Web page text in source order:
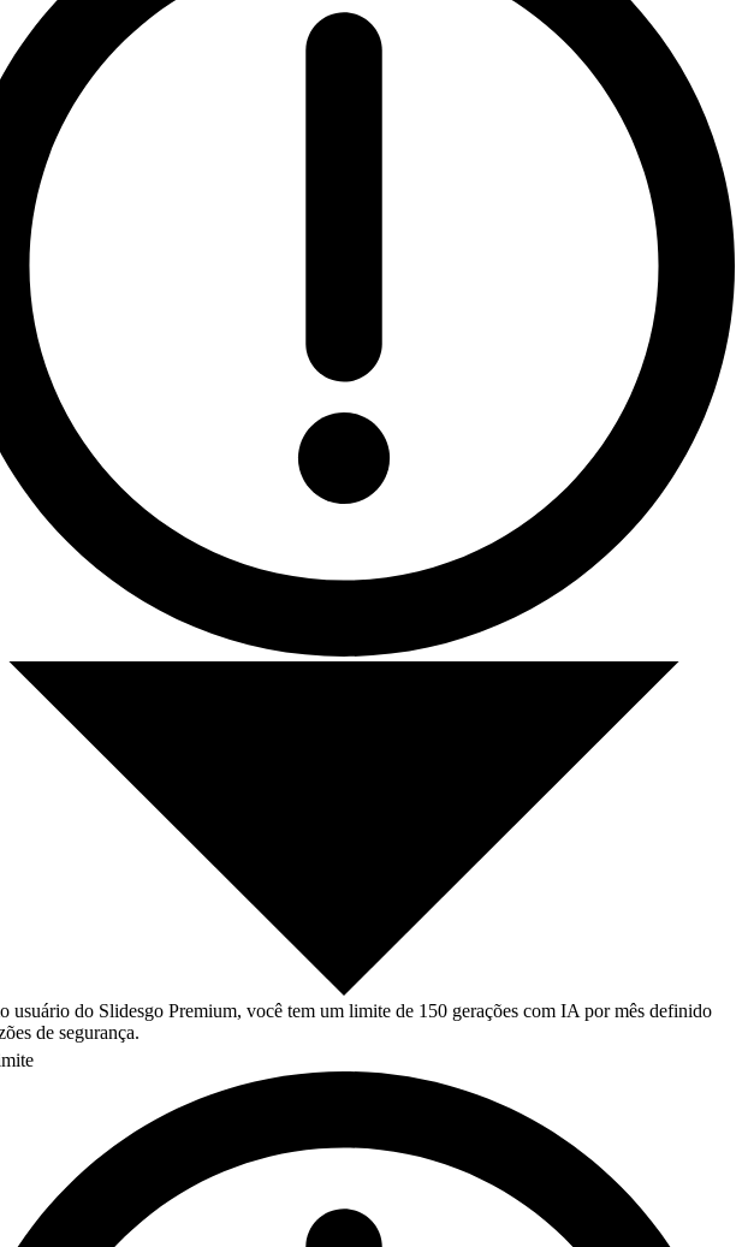
usuário do Slidesgo Premium, você tem um limite de 150 gerações com IA por mês definido
de segurança.